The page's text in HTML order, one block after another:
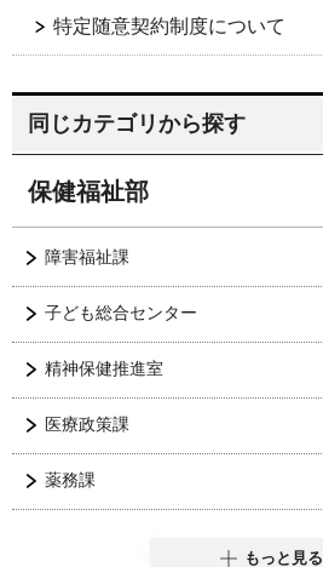
特定随意契約制度について
同じカテゴリから探す
保健福祉部
障害福祉課
子ども総合センター
精神保健推進室
医療政策課
薬務課
もっと見る